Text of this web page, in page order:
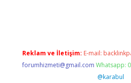
Reklam ve İletişim: E-mail:
forumhizmeti@gmail.com Whatsapp:
@karabul